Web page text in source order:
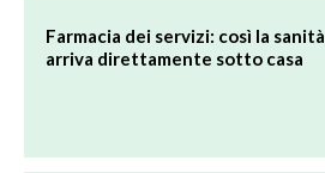
Farmacia dei servizi: così la sanità
arriva direttamente sotto casa